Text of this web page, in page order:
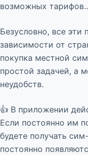
возможных
Безусловно, все
зависимости от
покупка местной
простой задачей, а
неудобств.
👍 В приложении
Если постоянно им
будете получать
постоянно